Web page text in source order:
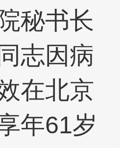
秘书长
志因病
在北京
年61岁